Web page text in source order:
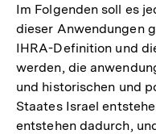
Im Folgenden soll es
dieser Anwendungen
IHRA-Definition und
werden, die
und historischen und
Staates Israel
entstehen dadurch,